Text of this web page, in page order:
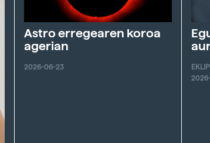
Astro erregearen koroa
agerian
2026-06-23